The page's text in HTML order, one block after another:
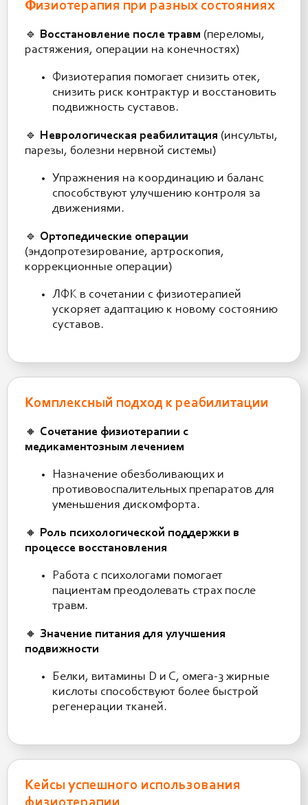
Физиотерапия при разных состояниях
🔹 Восстановление после травм (переломы,
растяжения, операции на конечностях)
Физиотерапия помогает снизить отек,
снизить риск контрактур и восстановить
подвижность суставов.
🔹 Неврологическая реабилитация (инсульты,
парезы, болезни нервной системы)
Упражнения на координацию и баланс
способствуют улучшению контроля за
движениями.
🔹 Ортопедические операции
(эндопротезирование, артроскопия,
коррекционные операции)
ЛФК в сочетании с физиотерапией
ускоряет адаптацию к новому состоянию
суставов.
Комплексный подход к реабилитации
🔸 Сочетание физиотерапии с
медикаментозным лечением
Назначение обезболивающих и
противовоспалительных препаратов для
уменьшения дискомфорта.
🔸 Роль психологической поддержки в
процессе восстановления
Работа с психологами помогает
пациентам преодолевать страх после
травм.
🔸 Значение питания для улучшения
подвижности
Белки, витамины D и С, омега-3 жирные
кислоты способствуют более быстрой
регенерации тканей.
Кейсы успешного использования